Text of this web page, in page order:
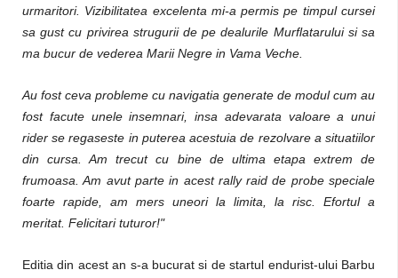
urmaritori. Vizibilitatea excelenta mi-a permis pe timpul cursei
sa gust cu privirea strugurii de pe dealurile Murflatarului si sa
ma bucur de vederea Marii Negre in Vama Veche.
Au fost ceva probleme cu navigatia generate de modul cum au
fost facute unele insemnari, insa adevarata valoare a unui
rider se regaseste in puterea acestuia de rezolvare a situatiilor
din cursa. Am trecut cu bine de ultima etapa extrem de
frumoasa. Am avut parte in acest rally raid de probe speciale
foarte rapide, am mers uneori la limita, la risc. Efortul a
meritat. Felicitari tuturor!"
Editia din acest an s-a bucurat si de startul endurist-ului Barbu